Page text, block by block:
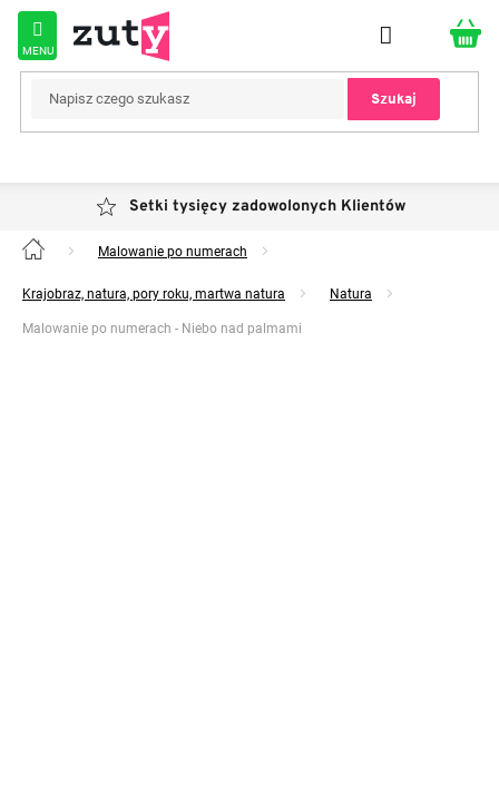
Przejść
treści
Szukaj
Setki tysięcy zadowolonych Klientów
Home Malowanie po numerach
Krajobraz, natura, pory roku, martwa natura Natura
Malowanie po numerach - Niebo nad palmami